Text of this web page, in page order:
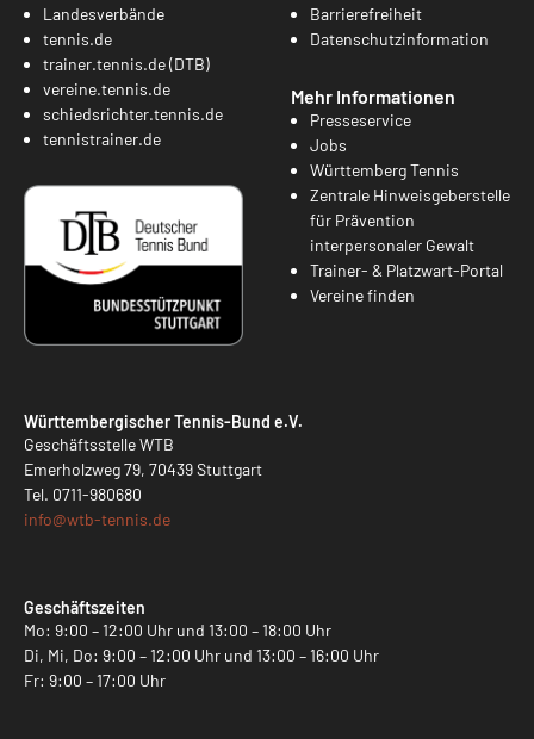
Landesverbände
tennis.de
trainer.tennis.de (DTB)
vereine.tennis.de
schiedsrichter.tennis.de
tennistrainer.de
Barrierefreiheit
Datenschutzinformation
Mehr Informationen
Presseservice
Jobs
Württemberg Tennis
Zentrale Hinweisgeberstelle
für Prävention
interpersonaler Gewalt
Trainer- & Platzwart-Portal
Vereine finden
Württembergischer Tennis-Bund e.V.
Geschäftsstelle WTB
Emerholzweg 79, 70439 Stuttgart
Tel. 0711-980680
info@wtb-tennis.de
Geschäftszeiten
Mo: 9:00 – 12:00 Uhr und 13:00 – 18:00 Uhr
Di, Mi, Do: 9:00 – 12:00 Uhr und 13:00 – 16:00 Uhr
Fr: 9:00 – 17:00 Uhr